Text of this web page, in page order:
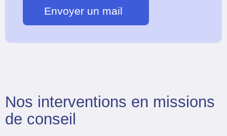
Envoyer un mail
Nos interventions en missions
de conseil